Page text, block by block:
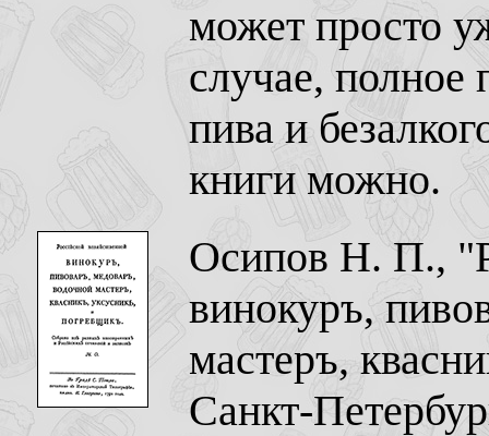
может просто
случае, полное
пива и
книги можно.
Осипов Н. П.,
винокуръ,
мастеръ,
Санкт-